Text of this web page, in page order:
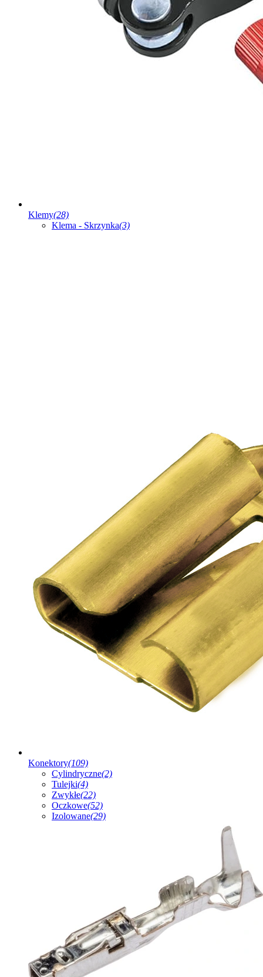
Klemy(28)
Klema - Skrzynka(3)
Konektory(109)
Cylindryczne(2)
Tulejki(4)
Zwykłe(22)
Oczkowe(52)
Izolowane(29)